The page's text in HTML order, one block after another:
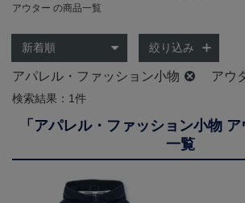
アウター の商品一覧
絞り込み
アパレル・ファッション小物 アウ
検索結果：1件
「アパレル・ファッション小物
一覧